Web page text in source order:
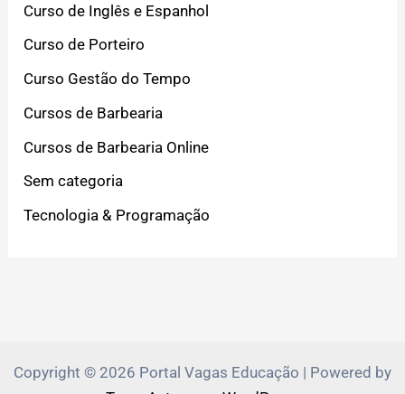
Curso de Inglês e Espanhol
Curso de Porteiro
Curso Gestão do Tempo
Cursos de Barbearia
Cursos de Barbearia Online
Sem categoria
Tecnologia & Programação
Copyright © 2026 Portal Vagas Educação | Powered by